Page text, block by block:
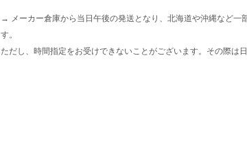
→ メーカー倉庫から当日午後の発送となり、北海道や沖縄など一
す。
ただし、時間指定をお受けできないことがございます。その際は